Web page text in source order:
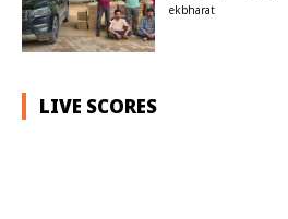
ekbharat
LIVE SCORES